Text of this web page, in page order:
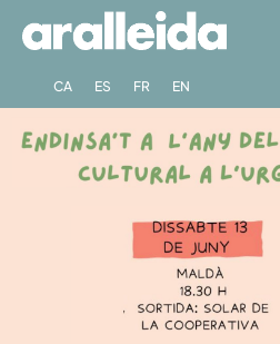
CA ES FR EN